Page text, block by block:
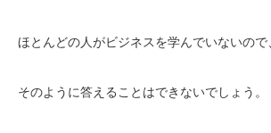
ほとんどの人がビジネスを学んでいないので
そのように答えることはできないでしょう。